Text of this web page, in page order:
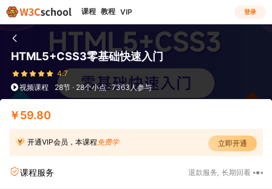
课程 教程 VIP 登录
HTML5+CSS3零基础快速入门
4.7
视频课程
28节 · 28个小点 · 7363人参与
￥59.80
开通VIP会员，本课程 免费学 立即开通
课程服务 退款服务 长期回看